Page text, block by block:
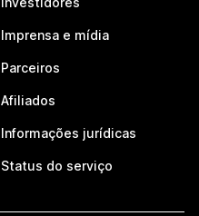
Imprensa e mídia
Parceiros
Afiliados
Informações jurídicas
Status do serviço